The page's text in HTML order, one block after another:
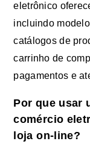
eletrônico
incluindo
catálogos de
carrinho de
pagamentos e
Por que usar
comércio
loja on-line?